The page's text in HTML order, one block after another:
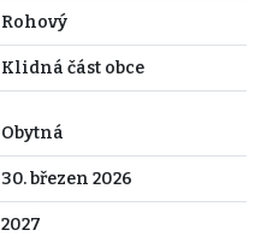
Rohový
Klidná část obce
Obytná
30. březen 2026
2027